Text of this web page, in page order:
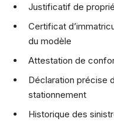
Justificatif de
Certificat
du modèle
Attestation de
Déclaration précise
stationnement
Historique des